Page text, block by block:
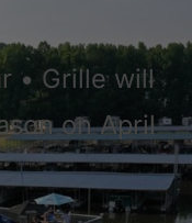
• Grille will
on April